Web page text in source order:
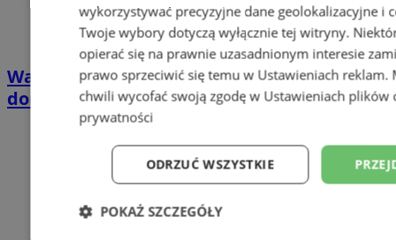
Wakacyjny wypoczynek nad Bałtykiem w
domkach Szmaragdowe Morze
wykorzystywać precyzyjne dane geolokalizacyjne i
Twoje wybory dotyczą wyłącznie tej witryny.
opierać się na prawnie uzasadnionym interesie
prawo sprzeciwić się temu w Ustawieniach reklam.
chwili wycofać swoją zgodę w Ustawieniach plików
prywatności
ODRZUĆ WSZYSTKIE
POKAŻ SZCZEGÓŁY